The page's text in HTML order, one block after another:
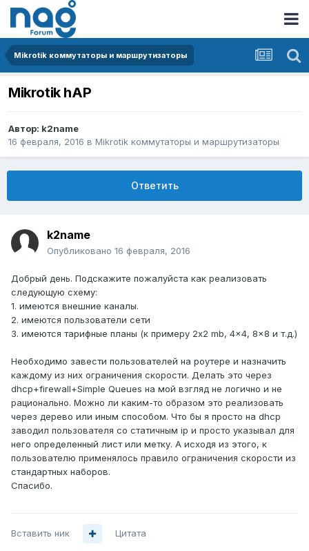
Mikrotik коммутаторы и маршрутизаторы
Mikrotik hAP
Автор: k2name
16 февраля, 2016 в Mikrotik коммутаторы и маршрутизаторы
Ответить
k2name
Опубликовано 16 февраля, 2016
Добрый день. Подскажите пожалуйста как реализовать
следующую схему:
1. имеются внешние каналы.
2. имеются пользователи сети
3. имеются тарифные планы (к примеру 2x2 mb, 4x4, 8x8 и т.д.)
Необходимо завести пользователей на роутере и назначить
каждому из них ограничения скорости. Делать это через
dhcp+firewall+Simple Queues на мой взгляд не логично и не
рационально. Можно ли каким-то образом это реализовать
через дерево или иным способом. Что бы я просто на dhcp
заводил пользователя со статичным ip и просто указывал для
него определенный лист или метку. А исходя из этого, к
пользователю применялось правило ограничения скорости из
стандартных наборов.
Спасибо.
Вставить ник Цитата